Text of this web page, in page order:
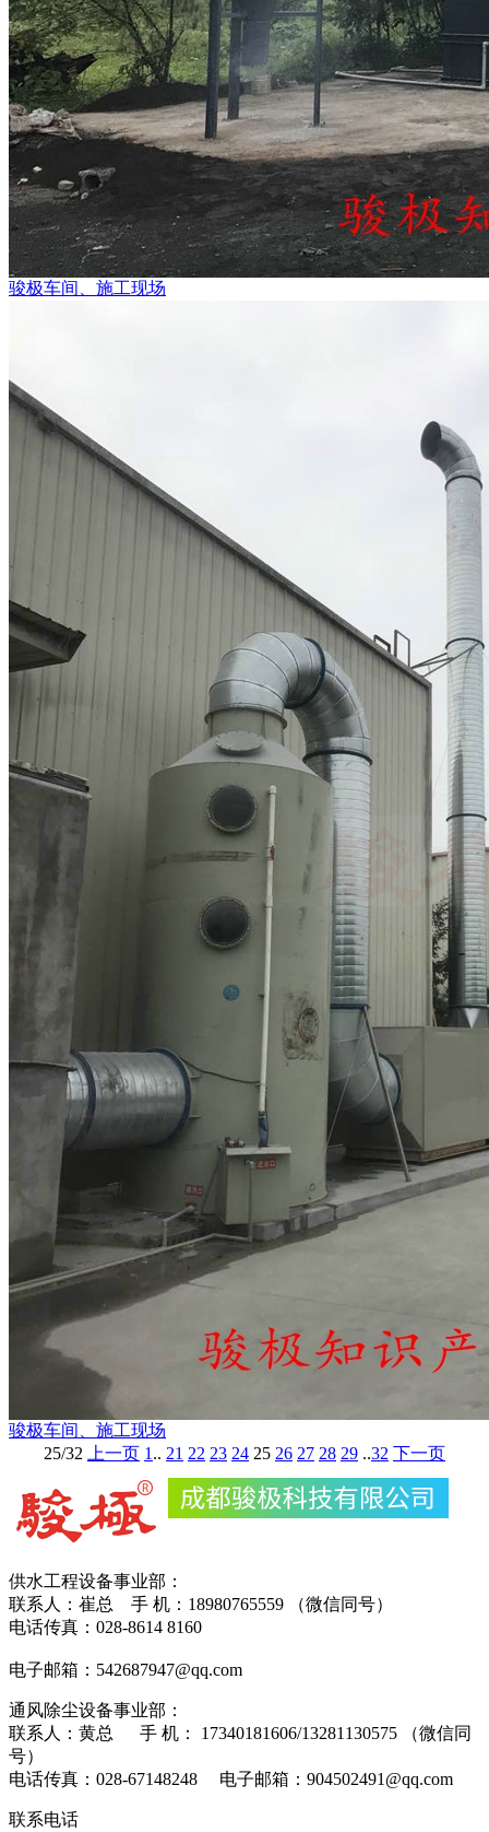
骏极车间、施工现场
骏极车间、施工现场
25/32
上一页 1 .. 21 22 23 24 25 26 27 28 29 ..32 下一页
供水工程设备事业部：
联系人：崔总 手 机：18980765559 （微信同号）
电话传真：028-8614 8160
电子邮箱：542687947@qq.com
通风除尘设备事业部：
联系人：黄总 手 机： 17340181606/13281130575 （微信同
号）
电话传真：028-67148248 电子邮箱：904502491@qq.com
联系电话